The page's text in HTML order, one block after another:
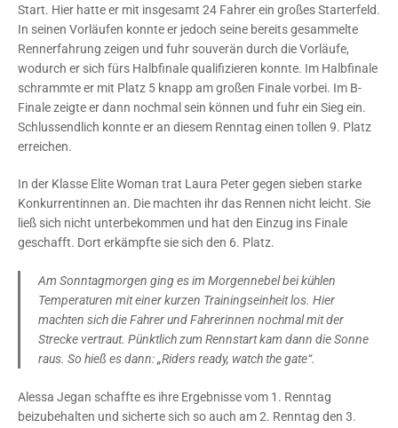
Start. Hier hatte er mit insgesamt 24 Fahrer ein großes Starterfeld.
In seinen Vorläufen konnte er jedoch seine bereits gesammelte
Rennerfahrung zeigen und fuhr souverän durch die Vorläufe,
wodurch er sich fürs Halbfinale qualifizieren konnte. Im Halbfinale
schrammte er mit Platz 5 knapp am großen Finale vorbei. Im B-
Finale zeigte er dann nochmal sein können und fuhr ein Sieg ein.
Schlussendlich konnte er an diesem Renntag einen tollen 9. Platz
erreichen.
In der Klasse Elite Woman trat Laura Peter gegen sieben starke
Konkurrentinnen an. Die machten ihr das Rennen nicht leicht. Sie
ließ sich nicht unterbekommen und hat den Einzug ins Finale
geschafft. Dort erkämpfte sie sich den 6. Platz.
Am Sonntagmorgen ging es im Morgennebel bei kühlen
Temperaturen mit einer kurzen Trainingseinheit los. Hier
machten sich die Fahrer und Fahrerinnen nochmal mit der
Strecke vertraut. Pünktlich zum Rennstart kam dann die Sonne
raus. So hieß es dann: „Riders ready, watch the gate“.
Alessa Jegan schaffte es ihre Ergebnisse vom 1. Renntag
beizubehalten und sicherte sich so auch am 2. Renntag den 3.